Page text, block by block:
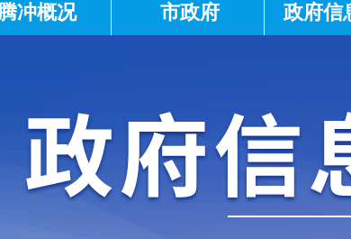
冲概况 市政府 政府信